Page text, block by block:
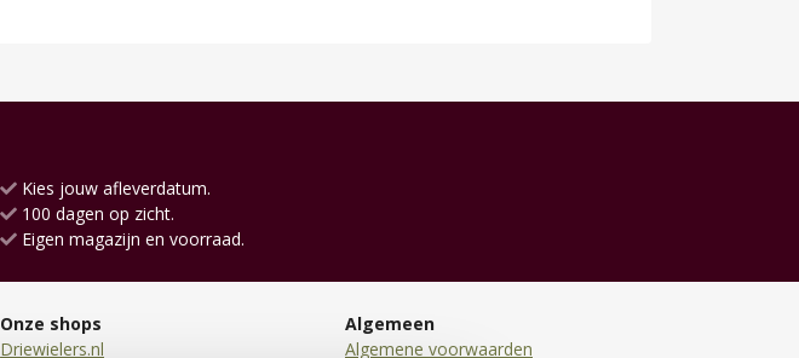
Kies jouw afleverdatum.
100 dagen op zicht.
Eigen magazijn en voorraad.
Onze shops
Driewielers.nl
Algemeen
Algemene voorwaarden